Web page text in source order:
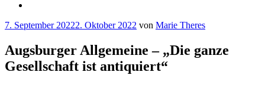
7. September 20222. Oktober 2022 von Marie Theres
Augsburger Allgemeine – „Die ganze
Gesellschaft ist antiquiert“